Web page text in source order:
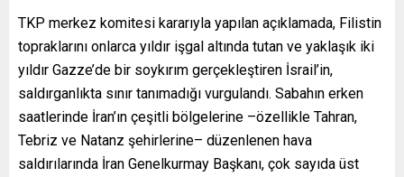
TKP merkez komitesi kararıyla yapılan açıklamada, Filistin
topraklarını onlarca yıldır işgal altında tutan ve yaklaşık iki
yıldır Gazze’de bir soykırım gerçekleştiren İsrail’in,
saldırganlıkta sınır tanımadığı vurgulandı. Sabahın erken
saatlerinde İran’ın çeşitli bölgelerine –özellikle Tahran,
Tebriz ve Natanz şehirlerine– düzenlenen hava
saldırılarında İran Genelkurmay Başkanı, çok sayıda üst